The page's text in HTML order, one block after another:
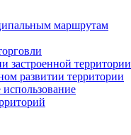
маршрутам
застроенной территории
развитии территории